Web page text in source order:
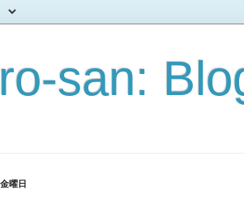
san:
曜日